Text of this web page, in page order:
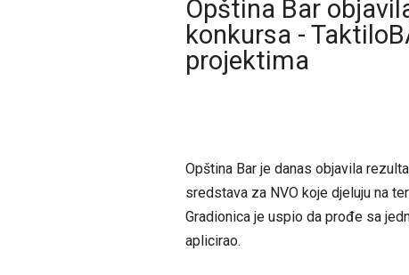
Opština Bar
konkursa -
projektima
Opština Bar je danas objavila
sredstava za NVO koje djeluju na
Gradionica je uspio da prođe sa
aplicirao.